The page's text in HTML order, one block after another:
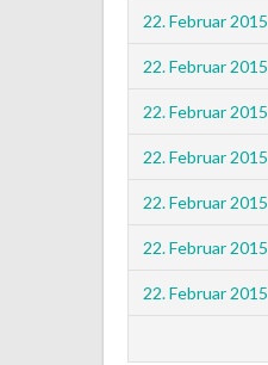
22. Februar 2015
22. Februar 2015
22. Februar 2015
22. Februar 2015
22. Februar 2015
22. Februar 2015
22. Februar 2015